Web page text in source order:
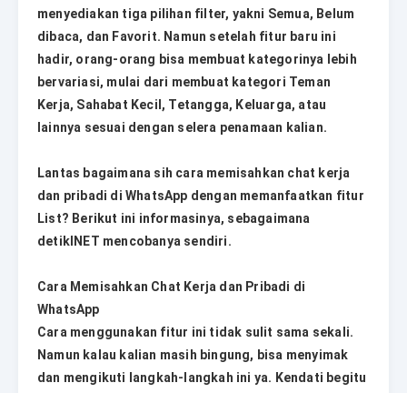
menyediakan tiga pilihan filter, yakni Semua, Belum
dibaca, dan Favorit. Namun setelah fitur baru ini
hadir, orang-orang bisa membuat kategorinya lebih
bervariasi, mulai dari membuat kategori Teman
Kerja, Sahabat Kecil, Tetangga, Keluarga, atau
lainnya sesuai dengan selera penamaan kalian.
Lantas bagaimana sih cara memisahkan chat kerja
dan pribadi di WhatsApp dengan memanfaatkan fitur
List? Berikut ini informasinya, sebagaimana
detikINET mencobanya sendiri.
Cara Memisahkan Chat Kerja dan Pribadi di
WhatsApp
Cara menggunakan fitur ini tidak sulit sama sekali.
Namun kalau kalian masih bingung, bisa menyimak
dan mengikuti langkah-langkah ini ya. Kendati begitu